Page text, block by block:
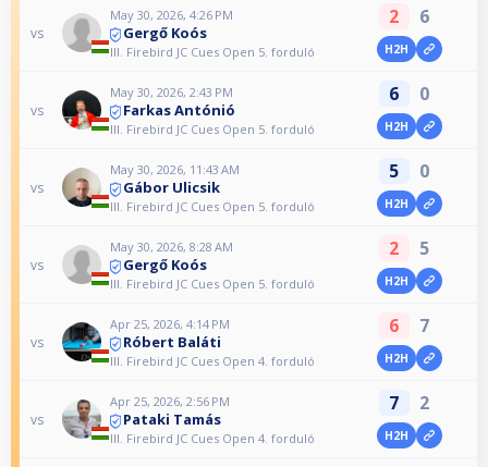
vs
May 30, 2026, 4:26 PM
Gergő Koós
III. Firebird JC Cues Open 5. forduló
2 6
H2H
vs
May 30, 2026, 2:43 PM
Farkas Antónió
III. Firebird JC Cues Open 5. forduló
6 0
H2H
vs
May 30, 2026, 11:43 AM
Gábor Ulicsik
III. Firebird JC Cues Open 5. forduló
5 0
H2H
vs
May 30, 2026, 8:28 AM
Gergő Koós
III. Firebird JC Cues Open 5. forduló
2 5
H2H
vs
Apr 25, 2026, 4:14 PM
Róbert Baláti
III. Firebird JC Cues Open 4. forduló
6 7
H2H
vs
Apr 25, 2026, 2:56 PM
Pataki Tamás
III. Firebird JC Cues Open 4. forduló
7 2
H2H